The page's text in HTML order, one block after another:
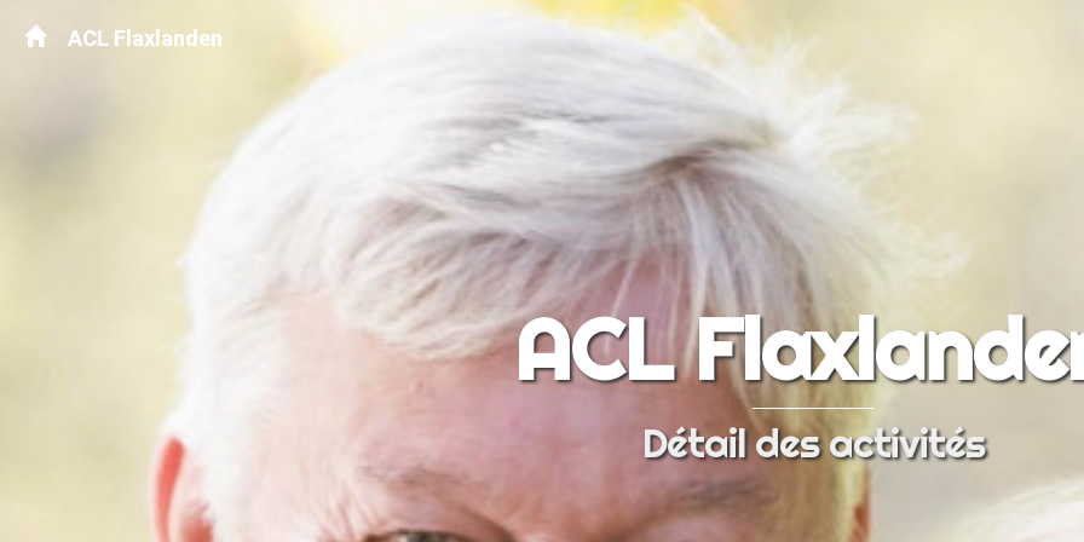
ACL Flaxlanden
ACL
Détail des activités